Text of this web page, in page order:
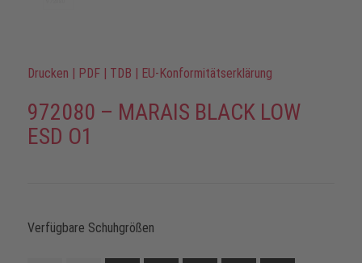
Drucken | PDF | TDB | EU-Konformitätserklärung
972080 – MARAIS BLACK LOW
ESD O1
Verfügbare Schuhgrößen